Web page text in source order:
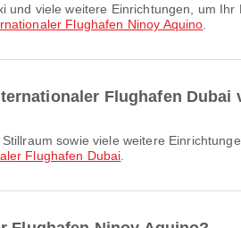
Flughafen Ninoy Aquino
Flughafen Dubai
Flughafen Dubai